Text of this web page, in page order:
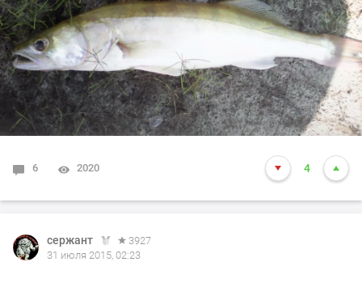
6 2020 4
сержант
3927
31 июля 2015, 02:23